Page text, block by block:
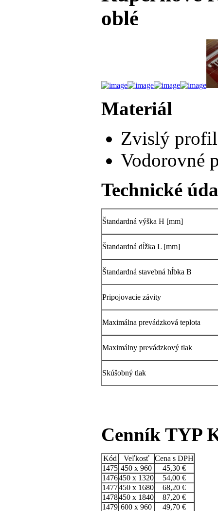
oblé
Materiál
Zvislý
Vodorovné
Technické
Štandardná výška H [mm]
Štandardná dĺžka L [mm]
Štandardná stavebná hĺbka B
Pripojovacie závity
Maximálna prevádzková teplota
Maximálny prevádzkový tlak
Skúšobný tlak
Cenník TYP
Kód Veľkosť
Cena s DPH
1475 450 x 960
45,30 €
1476450 x 1320
54,00 €
1477450 x 1680
68,20 €
1478450 x 1840
87,20 €
1479 600 x 960
49,70 €